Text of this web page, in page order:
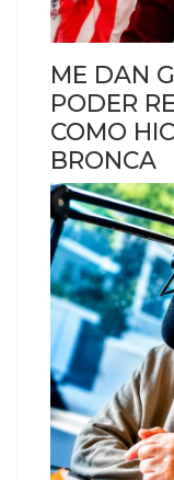
ME DAN
PODER
COMO
BRONCA